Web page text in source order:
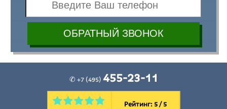
✆ +7 (495) 455-23-11
Рейтинг: 5 / 5